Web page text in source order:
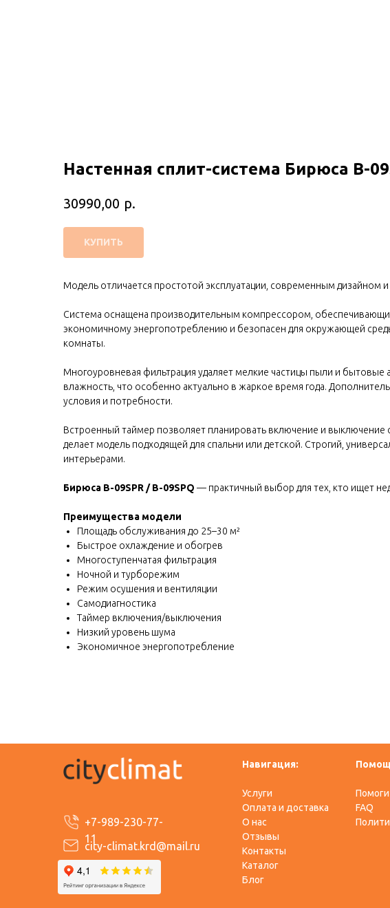
Настенная сплит-система Бирюса B-
30990,00 р.
КУПИТЬ
Модель отличается простотой эксплуатации, современным дизайном
Система оснащена производительным компрессором,
экономичному энергопотреблению и безопасен для окружающей
комнаты.
Многоуровневая фильтрация удаляет мелкие частицы пыли и
влажность, что особенно актуально в жаркое время года.
условия и потребности.
Встроенный таймер позволяет планировать включение и
делает модель подходящей для спальни или детской. Строгий,
интерьерами.
Бирюса B-09SPR / B-09SPQ — практичный выбор для тех, кто ищет
Преимущества модели
Площадь обслуживания до 25–30 м²
Быстрое охлаждение и обогрев
Многоступенчатая фильтрация
Ночной и турборежим
Режим осушения и вентиляции
Самодиагностика
Таймер включения/выключения
Низкий уровень шума
Экономичное энергопотребление
Навигация:
Услуги
Оплата и доставка
О нас
Отзывы
Контакты
Каталог
​Блог
city-climat.krd@mail.ru
+7-989-230-77-
11
FAQ